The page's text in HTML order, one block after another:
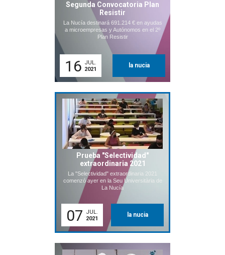
Segunda Convocatoria Plan
Resistir
La Nucía destinará 691.214 € en ayudas
a microempresas y Autónomos en el 2º
Plan Resistir
16 JUL.
2021
la nucia
Prueba "Selectividad"
extraordinaria 2021
La "Selectividad" extraordinaria 2021
comenzó ayer en la Seu Universitària de
La Nucía
07
JUL.
2021
la nucia